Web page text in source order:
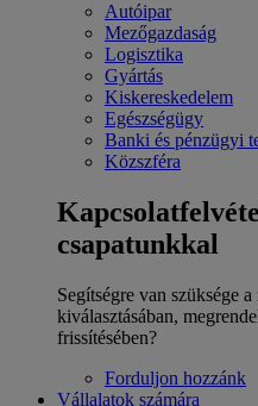
Autóipar
Mezőgazdaság
Logisztika
Gyártás
Kiskereskedelem
Egészségügy
Banki és pénzügyi
Közszféra
csapatunkkal
Segítségre van szüksége
kiválasztásában,
frissítésében?
Forduljon hozzánk
Vállalatok számára